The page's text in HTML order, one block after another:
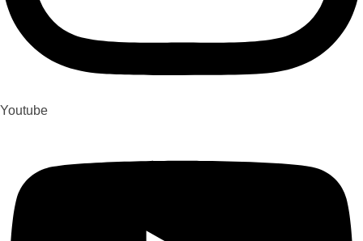
Youtube